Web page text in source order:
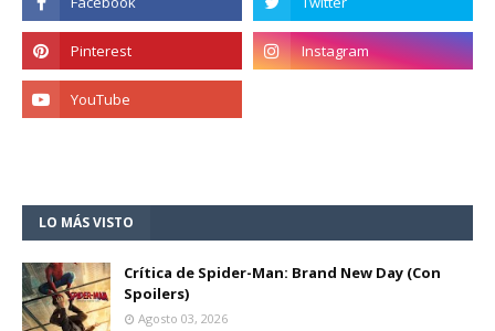
LO MÁS VISTO
Crítica de Spider-Man: Brand New Day (Con
Spoilers)
Agosto 03, 2026